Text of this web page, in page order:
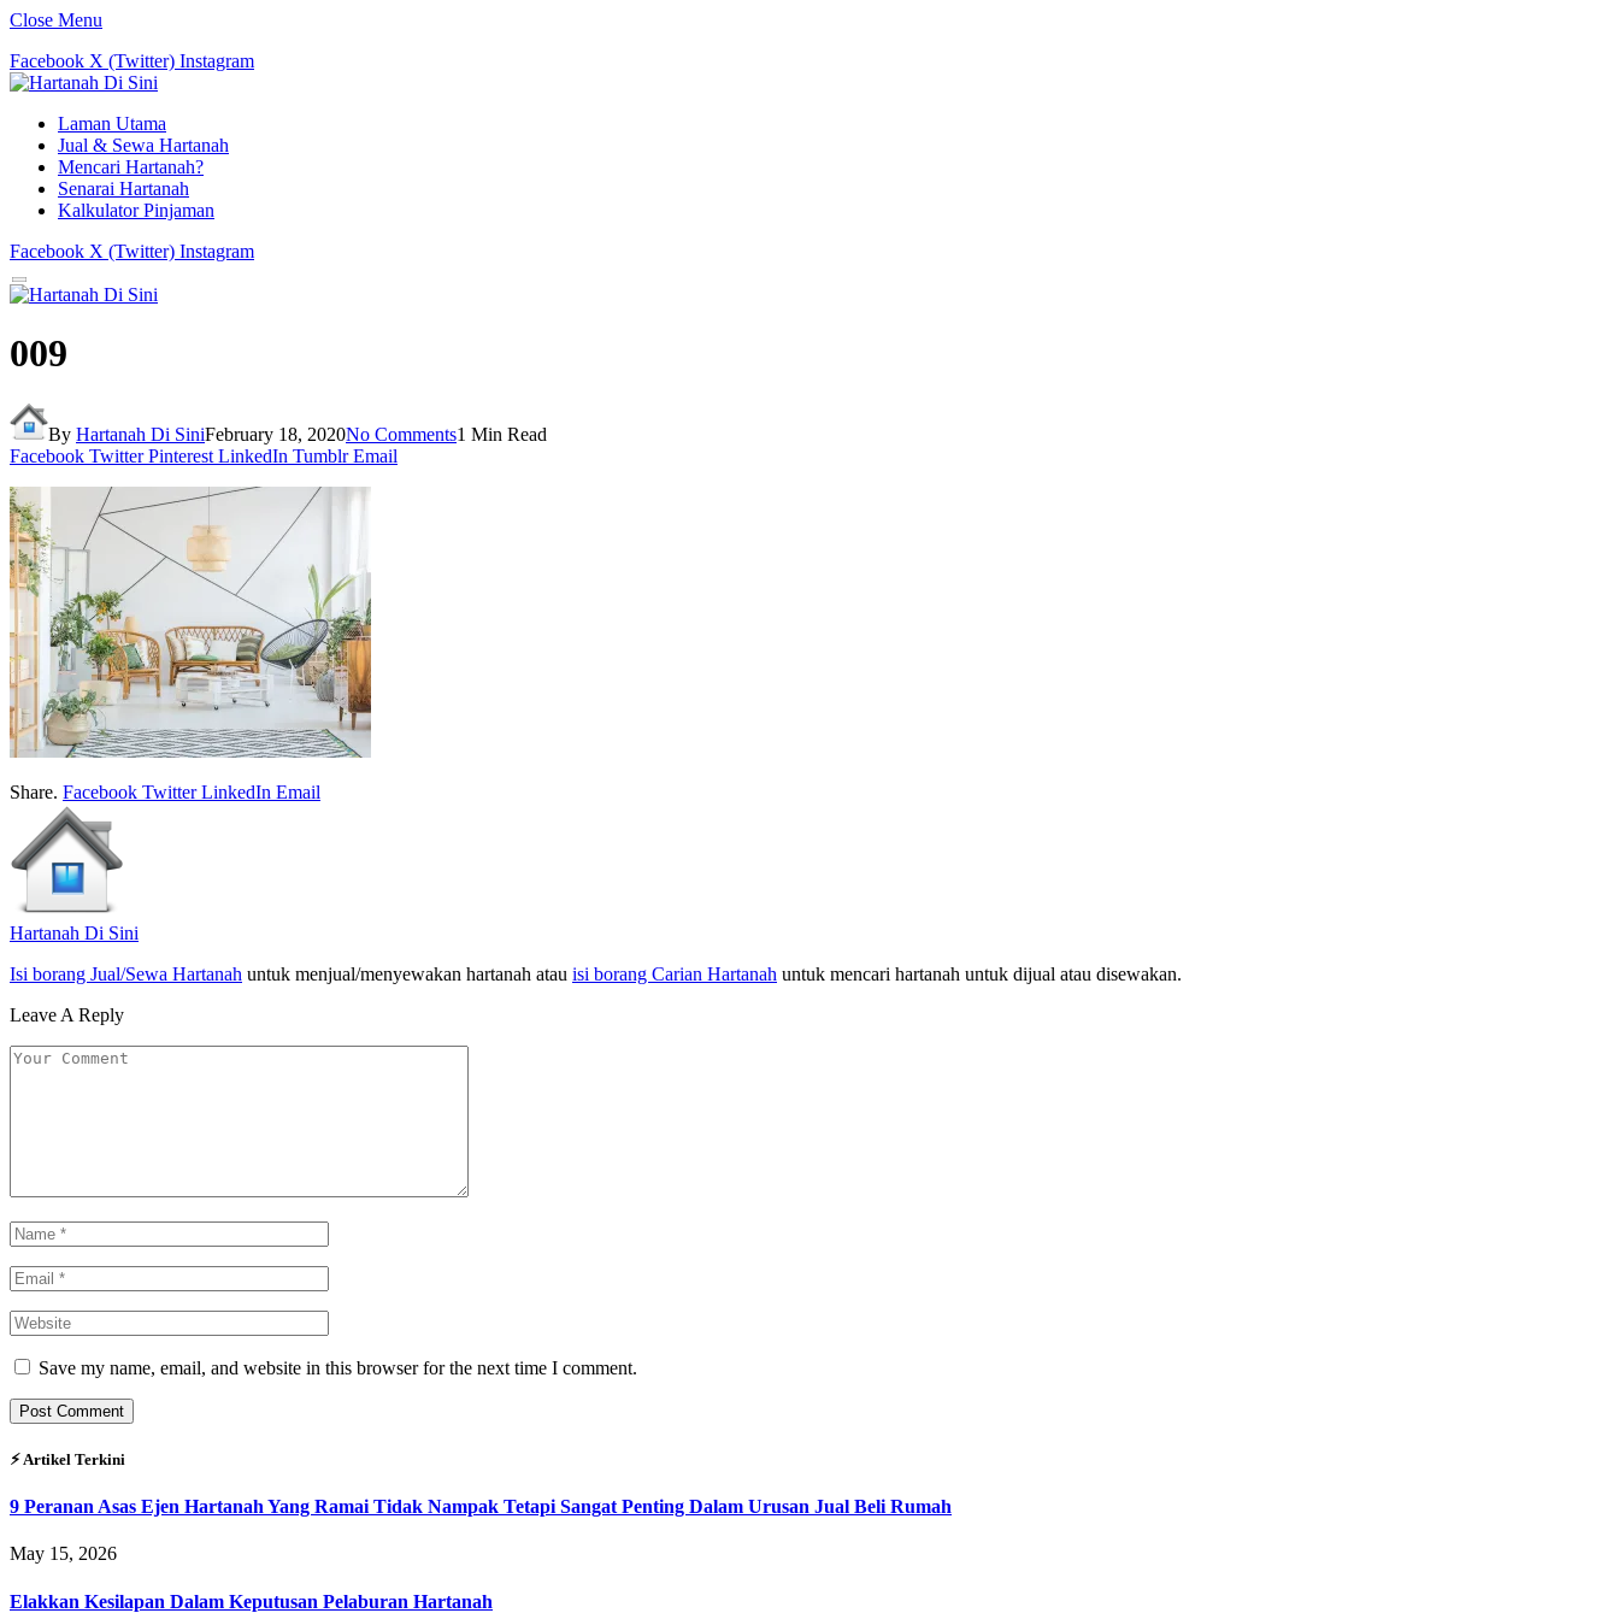
Close Menu
Facebook X (Twitter) Instagram
Laman Utama
Jual & Sewa Hartanah
Mencari Hartanah?
Senarai Hartanah
Kalkulator Pinjaman
Facebook X (Twitter) Instagram
009
By Hartanah Di SiniFebruary 18, 2020No Comments1 Min Read
Facebook Twitter Pinterest LinkedIn Tumblr Email
Share. Facebook Twitter LinkedIn Email
Hartanah Di Sini
Isi borang Jual/Sewa Hartanah untuk menjual/menyewakan hartanah atau isi borang Carian Hartanah untuk mencari hartanah untuk dijual atau disewakan.
Leave A Reply
Save my name, email, and website in this browser for the next time I comment.
⚡︎ Artikel Terkini
9 Peranan Asas Ejen Hartanah Yang Ramai Tidak Nampak Tetapi Sangat Penting Dalam Urusan Jual Beli Rumah
May 15, 2026
Elakkan Kesilapan Dalam Keputusan Pelaburan Hartanah